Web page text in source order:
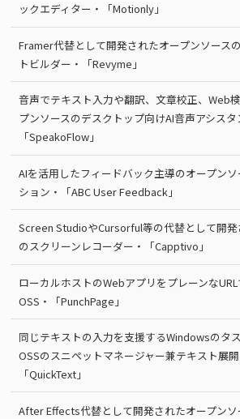
ックエディター・「Motionly」
Framer代替として開発されたオープンソース
トビルダー・「Revyme」
音声でテキスト入力や翻訳、文章校正、Web
プンソースのデスクトップ向けAI音声アシスタ
「SpeakoFlow」
AIを活用したフィードバック主導のオープン
ション・「ABC User Feedback」
Screen StudioやCursorful等の代替として開発
のスクリーンレコーダー・「Capptivo」
ローカルホストのWebアプリをプレーンな
OSS・「PunchPage」
同じテキストの入力を支援するWindowsのタ
OSSのスニペットマネージャー兼テキスト展開
「QuickText」
After Effects代替として開発されたオープンソ